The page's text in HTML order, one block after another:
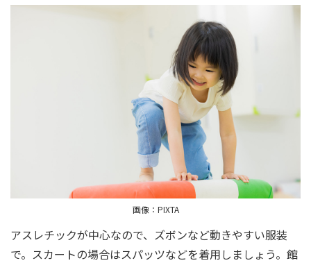
画像：PIXTA
アスレチックが中心なので、ズボンなど動きやすい服装
で。スカートの場合はスパッツなどを着用しましょう。館